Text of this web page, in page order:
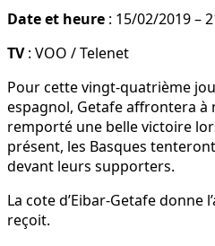
Date et heure : 15/02/2019 –
TV: VOO / Telenet
Pour cette vingt-quatrième
espagnol, Getafe affrontera à
remporté une belle victoire
présent, les Basques
devant leurs supporters.
La cote d’Eibar-Getafe donne
reçoit.